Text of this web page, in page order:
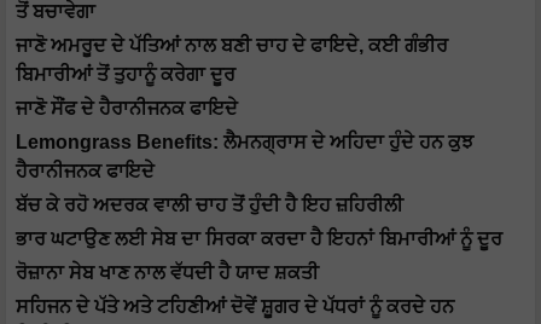
ਤੋਂ ਬਚਾਵੇਗਾ
ਜਾਣੋ ਅਮਰੂਦ ਦੇ ਪੱਤਿਆਂ ਨਾਲ ਬਣੀ ਚਾਹ ਦੇ ਫਾਇਦੇ, ਕਈ ਗੰਭੀਰ
ਬਿਮਾਰੀਆਂ ਤੋਂ ਤੁਹਾਨੂੰ ਕਰੇਗਾ ਦੂਰ
ਜਾਣੋ ਸੌਂਫ ਦੇ ਹੈਰਾਨੀਜਨਕ ਫਾਇਦੇ
Lemongrass Benefits: ਲੈਮਨਗ੍ਰਾਸ ਦੇ ਅਹਿਦਾ ਹੁੰਦੇ ਹਨ ਕੁਝ
ਹੈਰਾਨੀਜਨਕ ਫਾਇਦੇ
ਬੱਚ ਕੇ ਰਹੋ ਅਦਰਕ ਵਾਲੀ ਚਾਹ ਤੋਂ ਹੁੰਦੀ ਹੈ ਇਹ ਜ਼ਹਿਰੀਲੀ
ਭਾਰ ਘਟਾਉਣ ਲਈ ਸੇਬ ਦਾ ਸਿਰਕਾ ਕਰਦਾ ਹੈ ਇਹਨਾਂ ਬਿਮਾਰੀਆਂ ਨੂੰ ਦੂਰ
ਰੋਜ਼ਾਨਾ ਸੇਬ ਖਾਣ ਨਾਲ ਵੱਧਦੀ ਹੈ ਯਾਦ ਸ਼ਕਤੀ
ਸਹਿਜਨ ਦੇ ਪੱਤੇ ਅਤੇ ਟਹਿਣੀਆਂ ਦੋਵੇਂ ਸ਼ੂਗਰ ਦੇ ਪੱਧਰਾਂ ਨੂੰ ਕਰਦੇ ਹਨ